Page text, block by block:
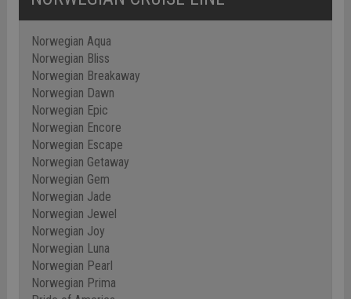
Norwegian Aqua
Norwegian Bliss
Norwegian Breakaway
Norwegian Dawn
Norwegian Epic
Norwegian Encore
Norwegian Escape
Norwegian Getaway
Norwegian Gem
Norwegian Jade
Norwegian Jewel
Norwegian Joy
Norwegian Luna
Norwegian Pearl
Norwegian Prima